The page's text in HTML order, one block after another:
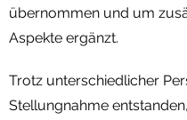
übernommen und um
Aspekte ergänzt.
Trotz unterschiedlicher
Stellungnahme